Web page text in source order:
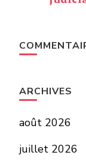
ARCHIVES
août 2026
juillet 2026